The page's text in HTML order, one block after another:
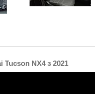
Tucson NX4 з 2021